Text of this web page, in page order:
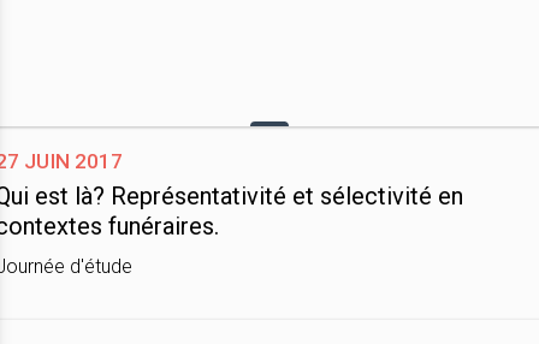
juin 2017
est là? Représentativité et sélectivité en
funéraires.
d'étude